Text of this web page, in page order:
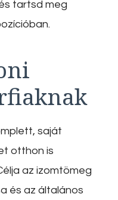
tartsd meg
saját
otthon is
az izomtömeg
és az általános